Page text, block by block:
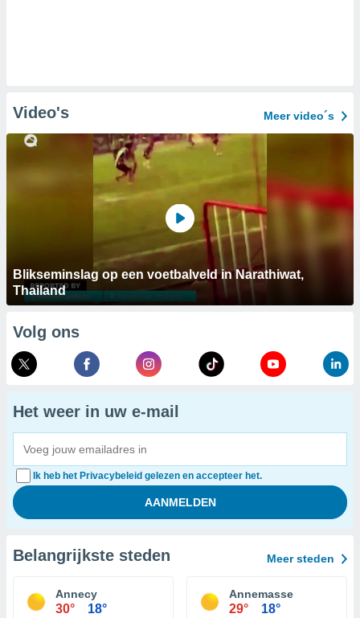
Video's Meer video´s
Blikseminslag op een voetbalveld in Narathiwat,
Thailand
Volg ons
Het weer in uw e-mail
Ik heb het Privacybeleid gelezen en accepteer het.
Belangrijkste steden Meer steden
Annecy
30° 18°
Annemasse
29° 18°